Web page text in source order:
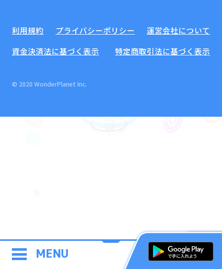
MENU
利用規約 プライバシーポリシー
運営会社について
資金決済法に基づく表示
特定商取引法に基づく表示
© 2020 WonderPlanet Inc.